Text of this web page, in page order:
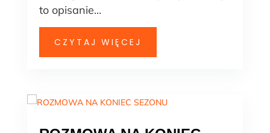
to opisanie...
CZYTAJ WIĘCEJ